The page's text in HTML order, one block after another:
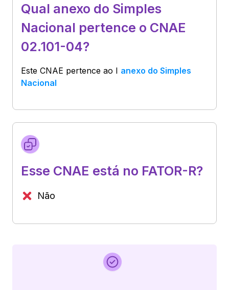
Qual anexo do Simples
Nacional pertence o CNAE
02.101-04?
Este CNAE pertence ao I anexo do Simples
Nacional
Esse CNAE está no FATOR-R?
Não